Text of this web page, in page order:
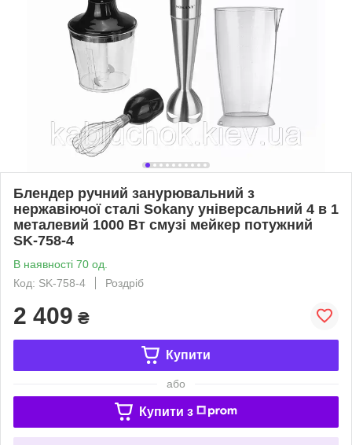
Блендер ручний занурювальний з
нержавіючої сталі Sokany універсальний 4 в 1
металевий 1000 Вт смузі мейкер потужний
SK-758-4
В наявності 70 од.
Код: SK-758-4
Роздріб
2 409 ₴
Купити
або
Купити з